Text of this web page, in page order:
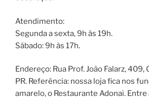
Atendimento:
Segunda a sexta, 9h às 19h.
Sábado: 9h às 17h.
Endereço: Rua Prof. João Falarz,
PR. Referência: nossa loja fica nos
amarelo, o Restaurante Adonai.